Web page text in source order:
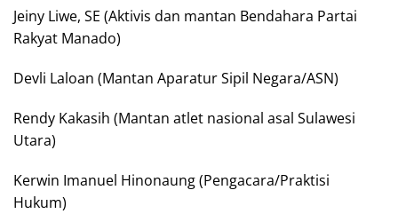
Jeiny Liwe, SE (Aktivis dan mantan Bendahara Partai
Rakyat Manado)
Devli Laloan (Mantan Aparatur Sipil Negara/ASN)
Rendy Kakasih (Mantan atlet nasional asal Sulawesi
Utara)
Kerwin Imanuel Hinonaung (Pengacara/Praktisi
Hukum)